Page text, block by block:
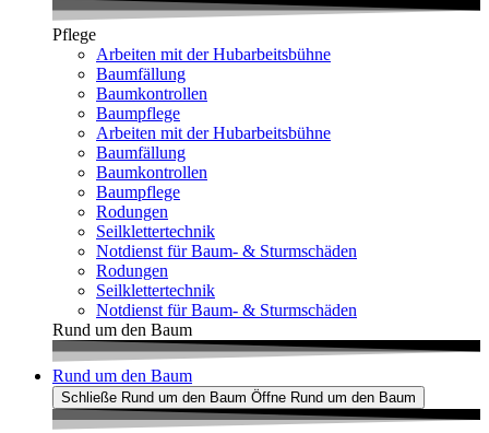
Pflege
Arbeiten mit der Hubarbeitsbühne
Baumfällung
Baumkontrollen
Baumpflege
Arbeiten mit der Hubarbeitsbühne
Baumfällung
Baumkontrollen
Baumpflege
Rodungen
Seilklettertechnik
Notdienst für Baum- & Sturmschäden
Rodungen
Seilklettertechnik
Notdienst für Baum- & Sturmschäden
Rund um den Baum
Rund um den Baum
Schließe Rund um den Baum Öffne Rund um den Baum